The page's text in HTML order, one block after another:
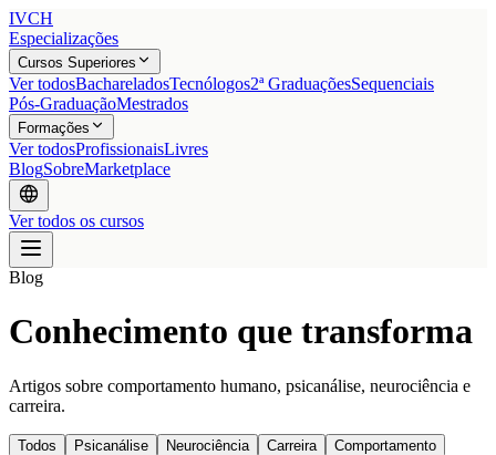
IVCH
Especializações
Cursos Superiores
Ver todosBachareladosTecnólogos2ª GraduaçõesSequenciais
Pós-GraduaçãoMestrados
Formações
Ver todosProfissionaisLivres
BlogSobreMarketplace
Ver todos os cursos
Blog
Conhecimento que transforma
Artigos sobre comportamento humano, psicanálise, neurociência e
carreira.
Todos Psicanálise Neurociência Carreira
Comportamento